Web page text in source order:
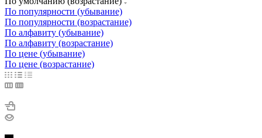
По популярности (убывание)
По популярности (возрастание)
По алфавиту (убывание)
По алфавиту (возрастание)
По цене (убывание)
По цене (возрастание)